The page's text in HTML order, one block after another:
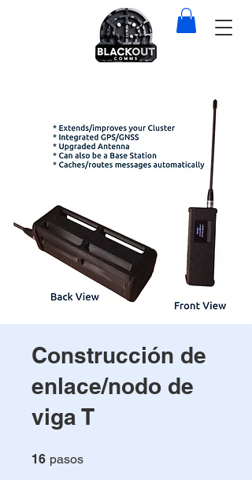
Construcción de
enlace/nodo de
viga T
16 pasos